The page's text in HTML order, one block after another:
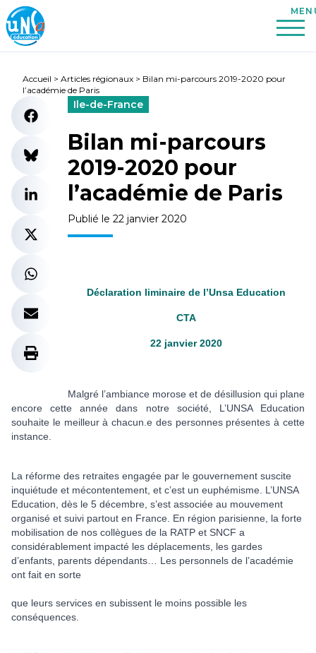
Accueil > Articles régionaux > Bilan mi-parcours 2019-2020 pour
l’académie de Paris
Ile-de-France
Bilan mi-parcours
2019-2020 pour
l’académie de Paris
Publié le 22 janvier 2020
Déclaration liminaire de l’Unsa Education
CTA
22 janvier 2020
Malgré l’ambiance morose et de désillusion qui plane
encore cette année dans notre société, L’UNSA Education
souhaite le meilleur à chacun.e des personnes présentes à cette
instance.
La réforme des retraites engagée par le gouvernement suscite
inquiétude et mécontentement, et c’est un euphémisme. L’UNSA
Education, dès le 5 décembre, s’est associée au mouvement
organisé et suivi partout en France. En région parisienne, la forte
mobilisation de nos collègues de la RATP et SNCF a
considérablement impacté les déplacements, les gardes
d’enfants, parents dépendants… Les personnels de l’académie
ont fait en sorte
que leurs services en subissent le moins possible les
conséquences.